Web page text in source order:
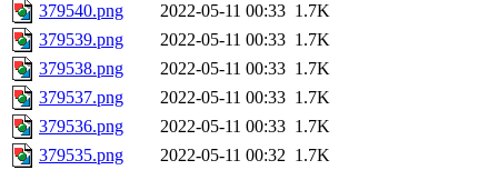
379540.png
2022-05-11 00:33 1.7K
379539.png
2022-05-11 00:33 1.7K
379538.png
2022-05-11 00:33 1.7K
379537.png
2022-05-11 00:33 1.7K
379536.png
2022-05-11 00:33 1.7K
379535.png
2022-05-11 00:32 1.7K